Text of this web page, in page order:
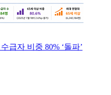
급자 비중 80% ‘돌파’